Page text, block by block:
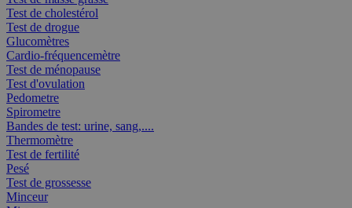
Test de cholestérol
Test de drogue
Glucomètres
Cardio-fréquencemètre
Test de ménopause
Test d'ovulation
Pedometre
Spirometre
Bandes de test: urine, sang,....
Thermomètre
Test de fertilité
Pesé
Test de grossesse
Minceur